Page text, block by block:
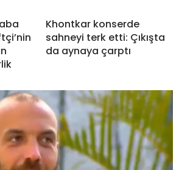
Khontkar konserde
sahneyi terk etti: Çıkışta
da aynaya çarptı